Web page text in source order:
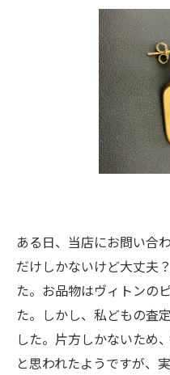
ある日、当店にお問い合
だけしかないけど大丈夫
た。お品物はヴィトンの
た。しかし、私どもの査
した。片方しかないため
と思われたようですが、